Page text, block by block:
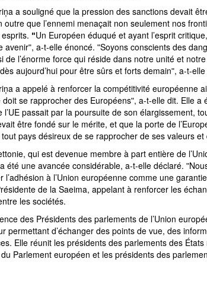
a souligné que la pression des sanctions devait
outre que l’ennemi menaçait non seulement nos
ʺUn Européen éduqué et ayant l’esprit
avenirʺ, a-t-elle énoncé. ʺSoyons conscients des
de l’énorme force qui réside dans notre unité et
aujourd’hui pour être sûrs et forts demainʺ, a-t-
a appelé à renforcer la compétitivité européenne
doit se rapprocher des Européensʺ, a-t-elle dit. Elle a
l’UE passait par la poursuite de son élargissement,
être fondé sur le mérite, et que la porte de
pays désireux de se rapprocher de ses valeurs et
qui est devenue membre à part entière de
été une avancée considérable, a-t-elle déclaré.
l’adhésion à l’Union européenne comme une
de la Saeima, appelant à renforcer les
les sociétés.
des Présidents des parlements de l’Union
permettant d’échanger des points de vue, des
Elle réunit les présidents des parlements des États
Parlement européen et les présidents des